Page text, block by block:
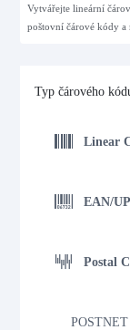
Vytvářejte lineární
poštovní čárové kódy a
Typ čárového
Linear
EAN/
Postal
POSTNET